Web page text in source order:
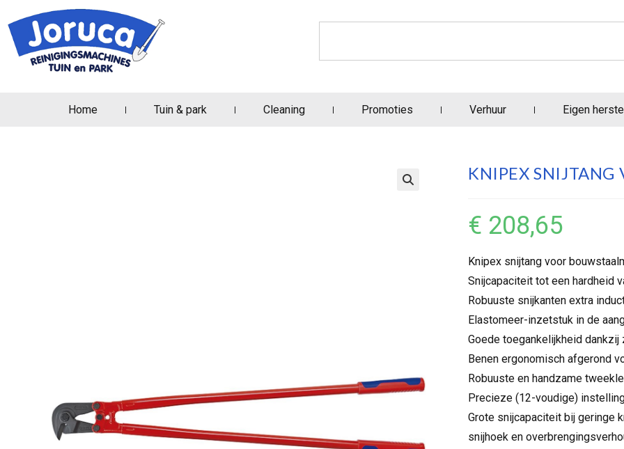
Home Tuin & park Cleaning Promoties Verhuur Eigen
KNIPEX SNIJTANG
€ 208,65
Knipex snijtang voor
Snijcapaciteit tot een hardheid
Robuuste snijkanten extra
Elastomeer-inzetstuk in de
Goede toegankelijkheid
Benen ergonomisch afgerond
Robuuste en handzame
Precieze (12-voudige)
Grote snijcapaciteit bij geringe
snijhoek en